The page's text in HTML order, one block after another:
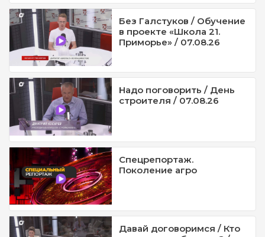
Без Галстуков / Обучение
в проекте «Школа 21.
Приморье» / 07.08.26
Надо поговорить / День
строителя / 07.08.26
Спецрепортаж.
Поколение агро
Давай договоримся / Кто